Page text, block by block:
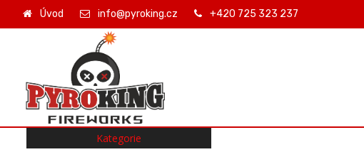
Úvod info@pyroking.cz +420 725 323 237
Kategorie